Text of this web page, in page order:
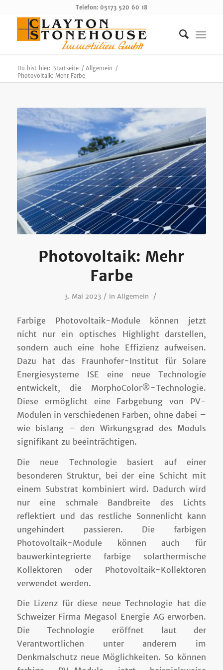
Telefon: 05173 520 60 18
Du bist hier: Startseite / Allgemein /
Photovoltaik: Mehr Farbe
Photovoltaik: Mehr
Farbe
3. Mai 2023 / in Allgemein /
Farbige Photovoltaik-Module können jetzt
nicht nur ein optisches Highlight darstellen,
sondern auch eine hohe Effizienz aufweisen.
Dazu hat das Fraunhofer-Institut für Solare
Energiesysteme ISE eine neue Technologie
entwickelt, die MorphoColor®-Technologie.
Diese ermöglicht eine Farbgebung von PV-
Modulen in verschiedenen Farben, ohne dabei –
wie bislang – den Wirkungsgrad des Moduls
signifikant zu beeinträchtigen.
Die neue Technologie basiert auf einer
besonderen Struktur, bei der eine Schicht mit
einem Substrat kombiniert wird. Dadurch wird
nur eine schmale Bandbreite des Lichts
reflektiert und das restliche Sonnenlicht kann
ungehindert passieren. Die farbigen
Photovoltaik-Module können auch für
bauwerkintegrierte farbige solarthermische
Kollektoren oder Photovoltaik-Kollektoren
verwendet werden.
Die Lizenz für diese neue Technologie hat die
Schweizer Firma Megasol Energie AG erworben.
Die Technologie eröffnet laut der
Verantwortlichen unter anderem im
Denkmalschutz neue Möglichkeiten. So können